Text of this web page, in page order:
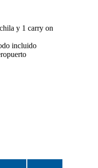
y 1 carry on
incluido